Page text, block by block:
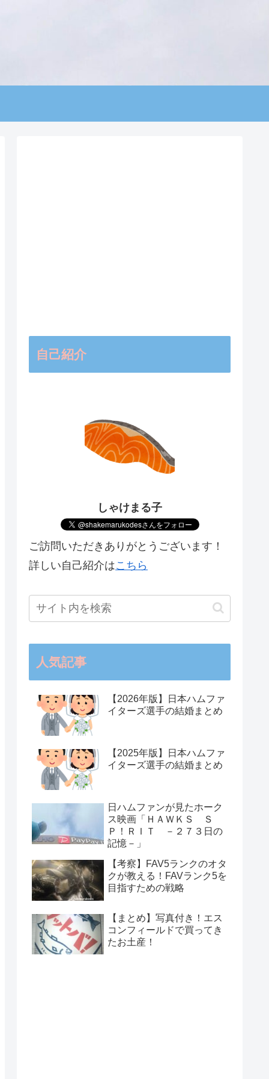
自己紹介
しゃけまる子
ご訪問いただきありがとうございます！
詳しい自己紹介はこちら
人気記事
【2026年版】日本ハムファ
イターズ選手の結婚まとめ
【2025年版】日本ハムファ
イターズ選手の結婚まとめ
日ハムファンが見たホーク
ス映画「ＨＡＷＫＳ Ｓ
Ｐ！ＲＩＴ －２７３日の
記憶－」
【考察】FAV5ランクのオタ
クが教える！FAVランク5を
目指すための戦略
【まとめ】写真付き！エス
コンフィールドで買ってき
たお土産！